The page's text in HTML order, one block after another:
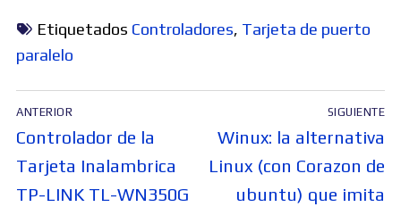
Etiquetados Controladores, Tarjeta de puerto
paralelo
Navegación
de
entradas
ANTERIOR
Entrada
anterior:
Controlador de la
Tarjeta Inalambrica
TP-LINK TL-WN350G
SIGUIENTE
Entrada
siguiente:
Winux: la alternativa
Linux (con Corazon de
ubuntu) que imita